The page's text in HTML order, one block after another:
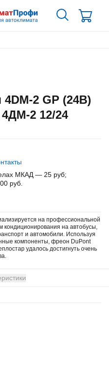
2 GP (24В)
2 12/24
МКАД — 25 руб;
руб.
на профессиональной
кондиционирования на автобусы,
и автомобили. Используя
компоненты, фреон DuPont
удалось достигнуть очень